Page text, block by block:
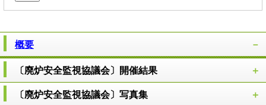
概要
〔廃炉安全監視協議会〕開催結果
〔廃炉安全監視協議会〕写真集